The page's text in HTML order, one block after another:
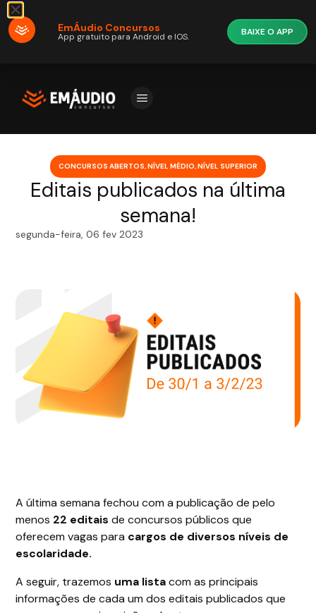
CONCURSOS ABERTOS,NÍVEL MÉDIO,NÍVEL SUPERIOR
Editais publicados na última
semana!
segunda-feira, 06 fev 2023
A última semana fechou com a publicação de pelo
menos 22 editais de concursos públicos que
oferecem vagas para cargos de diversos níveis de
escolaridade.
A seguir, trazemos uma listacom as principais
informações de cada um dos editais publicados que
EmÁudio Concursos
App gratuito para Android e IOS. BAIXE O APP